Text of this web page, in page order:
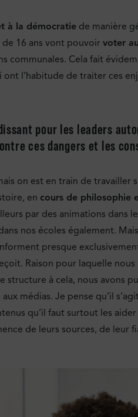
à la démocratie de manière
16 ans vont pouvoir voter
communales. Cela fait
l’habitude de traiter ces
pour les leaders
ces dangers et les
on est en train de travailler
en cours de philosophie
par des animations dans
nos écoles également.
presque
Raison pour laquelle
à cela, nous avons
médias. Je pense qu’il
qu’il faut surtout les
de leurs sources, de